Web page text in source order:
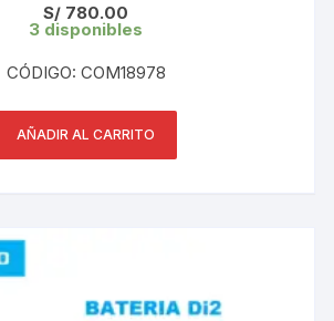
S/ 780.00
3 disponibles
CÓDIGO: COM18978
AÑADIR AL CARRITO